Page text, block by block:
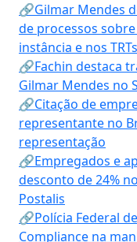
🔗Gilmar Mendes
de processos
instância e nos TRTs
🔗Fachin destaca
Gilmar Mendes no
🔗Citação de
representante no
representação
🔗Empregados e
desconto de 24%
Postalis
🔗Polícia Federal
Compliance na